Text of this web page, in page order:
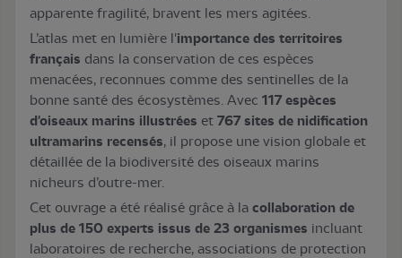
apparente fragilité, bravent les mers agitées.
L’atlas met en lumière l'importance des territoires
français dans la conservation de ces espèces
menacées, reconnues comme des sentinelles de la
bonne santé des écosystèmes. Avec 117 espèces
d'oiseaux marins illustrées et 767 sites de nidification
ultramarins recensés, il propose une vision globale et
détaillée de la biodiversité des oiseaux marins
nicheurs d’outre-mer.
Cet ouvrage a été réalisé grâce à la collaboration de
plus de 150 experts issus de 23 organismes incluant
laboratoires de recherche, associations de protection